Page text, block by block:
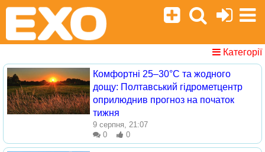
Категорії
Комфортні 25–30°C та жодного
дощу: Полтавський гідрометцентр
оприлюднив прогноз на початок
тижня
9 серпня, 21:07
0
0